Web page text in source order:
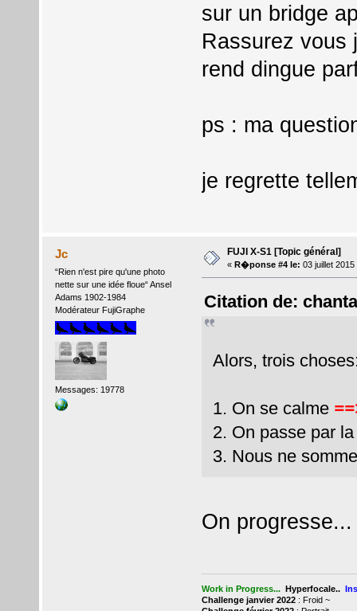
sur un bridge
Rassurez vous
rend dingue
ps : ma
je regrette
Jc
“Rien n'est pire qu'une photo
nette sur une idée floue“ Ansel
Adams 1902-1984
Modérateur FujiGraphe
Messages: 19778
FUJI X-S1 [Topic général]
« R�ponse #4 le: 03 juillet
Citation de:
Alors, trois
1. On se calme
2. On passe par
3. Nous ne
On
Work in Progress... Hyperfocale..
Challenge janvier 2022: Froid~